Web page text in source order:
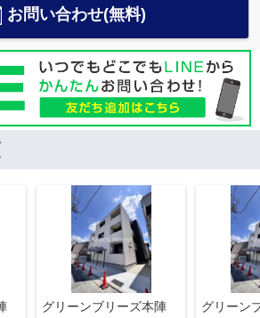
お問い合わせ(無料)
グリーンブリーズ本陣 グリーン